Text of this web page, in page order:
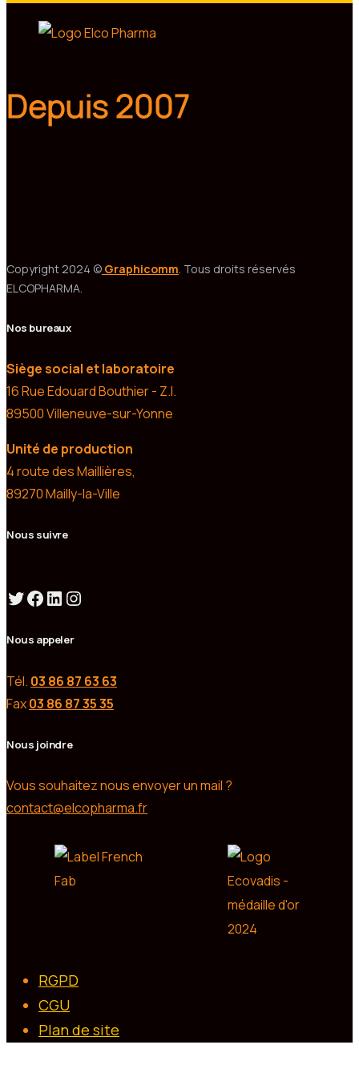
Depuis 2007
Copyright 2024 © Graphicomm . Tous droits réservés
ELCOPHARMA.
Nos bureaux
Siège social et laboratoire
16 Rue Edouard Bouthier - Z.I.
89500 Villeneuve-sur-Yonne
Unité de production
4 route des Maillières,
89270 Mailly-la-Ville
Nous suivre
Twitter
Facebook
LinkedIn
Instagram
Nous appeler
Tél. 03 86 87 63 63
Fax03 86 87 35 35
Nous joindre
Vous souhaitez nous envoyer un mail ?
contact@elcopharma.fr
RGPD
CGU
Plan de site